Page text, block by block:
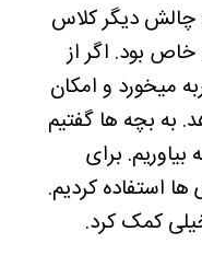
چالش دیگر کلاس
بود. اگر از
میخورد و امکان
به بچه ها گفتیم
برای
استفاده کردیم.
کمک کرد.